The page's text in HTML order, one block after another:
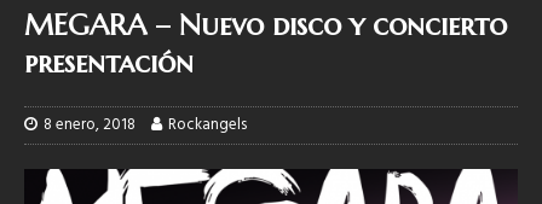
MEGARA – Nuevo disco y concierto
presentación
8 enero, 2018 Rockangels